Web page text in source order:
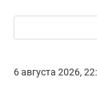
6 августа 2026,